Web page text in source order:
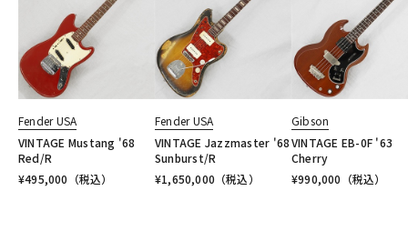
Fender USA
VINTAGE Mustang '68
Red/R
¥495,000 （税込）
Fender USA
VINTAGE Jazzmaster '68
Sunburst/R
¥1,650,000 （税込）
Gibson
VINTAGE EB-0F '63
Cherry
¥990,000 （税込）